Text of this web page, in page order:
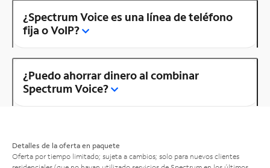
¿Spectrum Voice es una línea de teléfono
fija o VoIP?
¿Puedo ahorrar dinero al combinar
Spectrum Voice?
Detalles de la oferta en paquete
Oferta por tiempo limitado; sujeta a cambios; solo para nuevos clientes